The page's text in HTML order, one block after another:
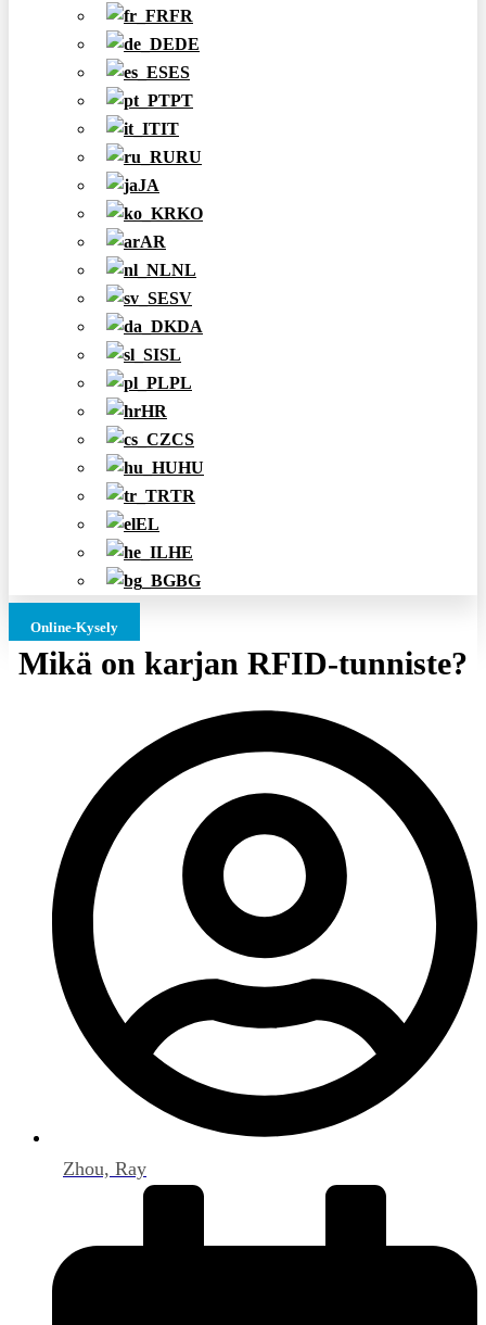
FR
DE
ES
PT
IT
RU
JA
KO
AR
NL
SV
DA
SL
PL
HR
CS
HU
TR
EL
HE
BG
Online-Kysely
Mikä on karjan RFID-tunniste?
Zhou, Ray